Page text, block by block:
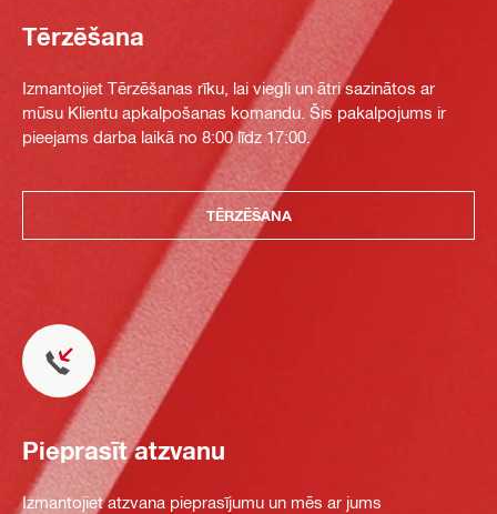
Tērzēšana
Izmantojiet Tērzēšanas rīku, lai viegli un ātri sazinātos ar
mūsu Klientu apkalpošanas komandu. Šis pakalpojums ir
pieejams darba laikā no 8:00 līdz 17:00.
TĒRZĒŠANA
Pieprasīt atzvanu
Izmantojiet atzvana pieprasījumu un mēs ar jums